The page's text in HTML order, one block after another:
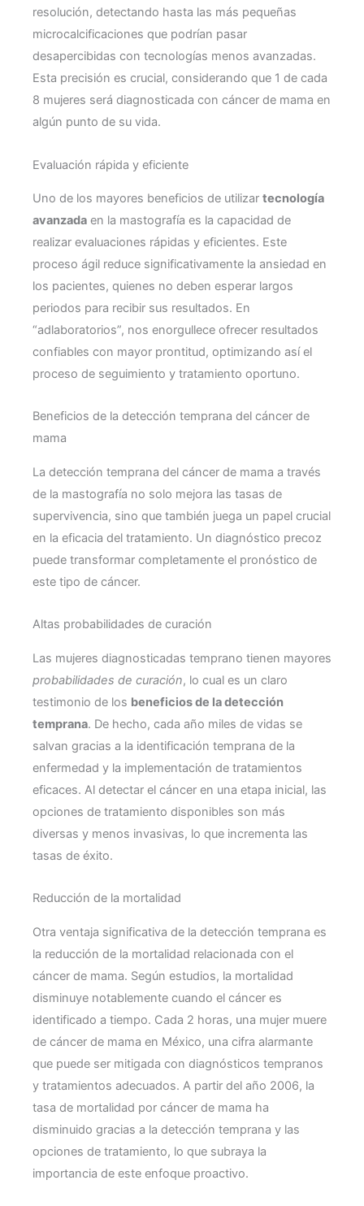
resolución, detectando hasta las más pequeñas
microcalcificaciones que podrían pasar
desapercibidas con tecnologías menos avanzadas.
Esta precisión es crucial, considerando que 1 de cada
8 mujeres será diagnosticada con cáncer de mama en
algún punto de su vida.
Evaluación rápida y eficiente
Uno de los mayores beneficios de utilizar tecnología
avanzada en la mastografía es la capacidad de
realizar evaluaciones rápidas y eficientes. Este
proceso ágil reduce significativamente la ansiedad en
los pacientes, quienes no deben esperar largos
periodos para recibir sus resultados. En
“adlaboratorios”, nos enorgullece ofrecer resultados
confiables con mayor prontitud, optimizando así el
proceso de seguimiento y tratamiento oportuno.
Beneficios de la detección temprana del cáncer de
mama
La detección temprana del cáncer de mama a través
de la mastografía no solo mejora las tasas de
supervivencia, sino que también juega un papel crucial
en la eficacia del tratamiento. Un diagnóstico precoz
puede transformar completamente el pronóstico de
este tipo de cáncer.
Altas probabilidades de curación
Las mujeres diagnosticadas temprano tienen mayores
probabilidades de curación, lo cual es un claro
testimonio de los beneficios de la detección
temprana. De hecho, cada año miles de vidas se
salvan gracias a la identificación temprana de la
enfermedad y la implementación de tratamientos
eficaces. Al detectar el cáncer en una etapa inicial, las
opciones de tratamiento disponibles son más
diversas y menos invasivas, lo que incrementa las
tasas de éxito.
Reducción de la mortalidad
Otra ventaja significativa de la detección temprana es
la reducción de la mortalidad relacionada con el
cáncer de mama. Según estudios, la mortalidad
disminuye notablemente cuando el cáncer es
identificado a tiempo. Cada 2 horas, una mujer muere
de cáncer de mama en México, una cifra alarmante
que puede ser mitigada con diagnósticos tempranos
y tratamientos adecuados. A partir del año 2006, la
tasa de mortalidad por cáncer de mama ha
disminuido gracias a la detección temprana y las
opciones de tratamiento, lo que subraya la
importancia de este enfoque proactivo.